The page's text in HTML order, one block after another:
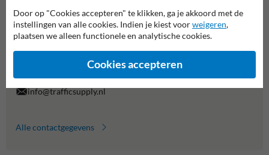
Neem contact met ons op
Wij zijn op werkdagen (van 8.00 tot 17.00) te bereiken op 038-
Vragen? Stuur een e-mail naarinfo@trafficsupply.nlof vul het
formulier in en we reageren zo spoedig mogelijk.
info@trafficsupply.nl
Alle contactgegevens
Door op "Cookies accepteren" te klikken, ga je akkoord met de
instellingen van alle cookies. Indien je kiest voorweigeren,
plaatsen we alleen functionele en analytische cookies.
Cookies accepteren